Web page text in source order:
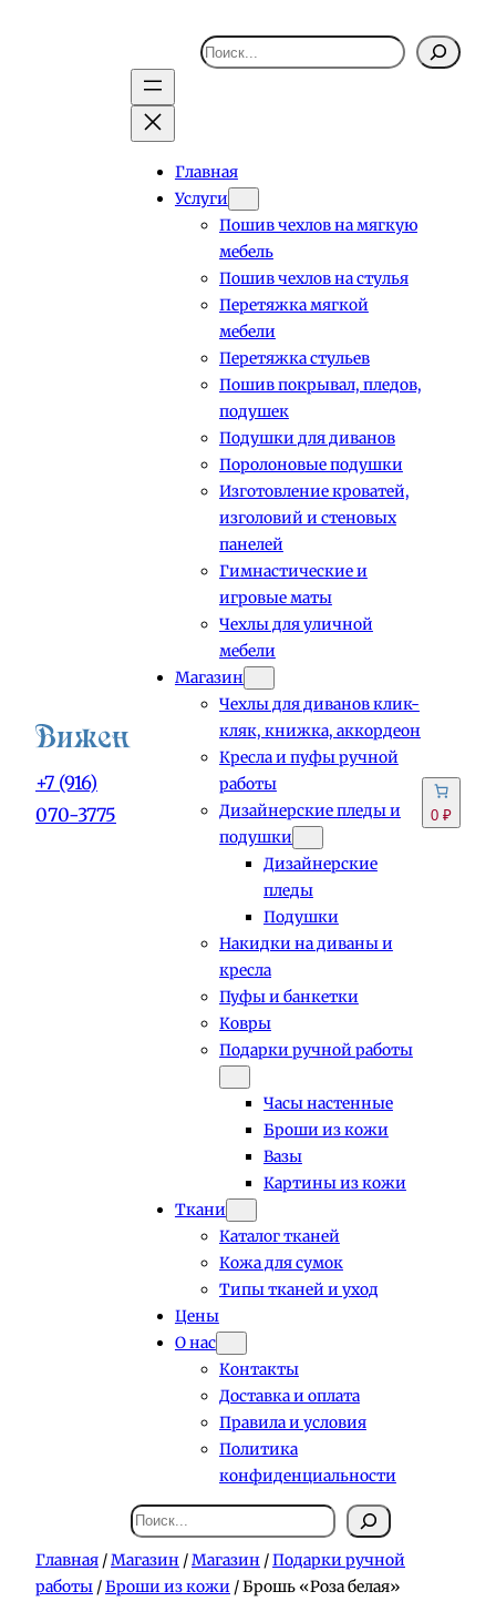
+7 (916)
070-3775
Поиск
Главная
Услуги
Пошив чехлов на мягкую
мебель
Пошив чехлов на стулья
Перетяжка мягкой
мебели
Перетяжка стульев
Пошив покрывал, пледов,
подушек
Подушки для диванов
Поролоновые подушки
Изготовление кроватей,
изголовий и стеновых
панелей
Гимнастические и
игровые маты
Чехлы для уличной
мебели
Магазин
Чехлы для диванов клик-
кляк, книжка, аккордеон
Кресла и пуфы ручной
работы
Дизайнерские пледы и
подушки
Дизайнерские
пледы
Подушки
Накидки на диваны и
кресла
Пуфы и банкетки
Ковры
Подарки ручной работы
Часы настенные
Броши из кожи
Вазы
Картины из кожи
Ткани
Каталог тканей
Кожа для сумок
Типы тканей и уход
Цены
О нас
Контакты
Доставка и оплата
Правила и условия
Политика
конфиденциальности
Поиск
0 ₽
Главная /Магазин /Магазин /Подарки ручной
работы /Броши из кожи / Брошь «Роза белая»